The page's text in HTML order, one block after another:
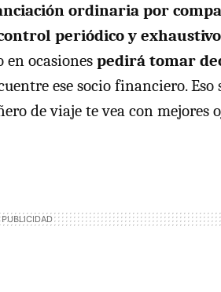
ordinaria por
periódico y
en ocasiones pedirá tomar
ese socio financiero. Eso
de viaje te vea con mejores